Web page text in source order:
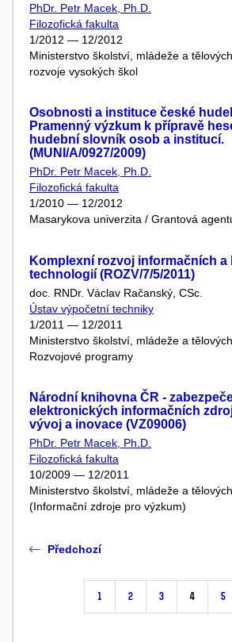
PhDr. Petr Macek, Ph.D.
Filozofická fakulta
1/2012 — 12/2012
Ministerstvo školství, mládeže a
rozvoje vysokých škol
Osobnosti a instituce české
Pramenný výzkum k přípravě
hudební slovník osob a institucí.
(MUNI/A/0927/2009)
PhDr. Petr Macek, Ph.D.
Filozofická fakulta
1/2010 — 12/2012
Masarykova univerzita / Grantová
Komplexní rozvoj informačních
technologií (ROZV/7/5/2011)
doc. RNDr. Václav Račanský, CSc.
Ústav výpočetní techniky
1/2011 — 12/2011
Ministerstvo školství, mládeže a
Rozvojové programy
Národní knihovna ČR -
elektronických informačních
vývoj a inovace (VZ09006)
PhDr. Petr Macek, Ph.D.
Filozofická fakulta
10/2009 — 12/2011
Ministerstvo školství, mládeže a
(Informační zdroje pro výzkum)
Předchozí
1 2 3 4 5